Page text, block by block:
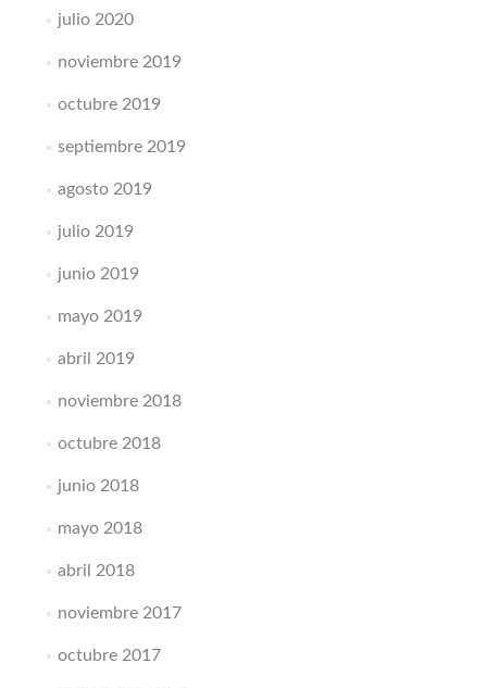
julio 2020
noviembre 2019
octubre 2019
septiembre 2019
agosto 2019
julio 2019
junio 2019
mayo 2019
abril 2019
noviembre 2018
octubre 2018
junio 2018
mayo 2018
abril 2018
noviembre 2017
octubre 2017